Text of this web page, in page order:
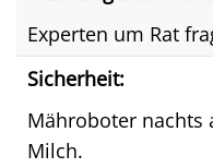
Experten um Rat
Sicherheit:
Mähroboter nachts
Milch.